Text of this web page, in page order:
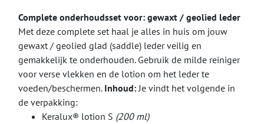
Complete onderhoudsset voor: gewaxt / geolied leder
Met deze complete set haal je alles in huis om jouw
gewaxt / geolied glad (saddle) leder veilig en
gemakkelijk te onderhouden. Gebruik de milde reiniger
voor verse vlekken en de lotion om het leder te
voeden/beschermen. Inhoud:Je vindt het volgende in
de verpakking:
Keralux® lotion S (200 ml)